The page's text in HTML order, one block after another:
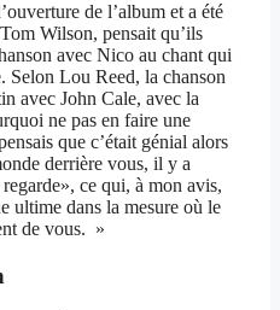
de l’album et a été
Wilson, pensait qu’ils
avec Nico au chant qui
Selon Lou Reed, la chanson
avec John Cale, avec la
ne pas en faire une
que c’était génial alors
derrière vous, il y a
ce qui, à mon avis,
ultime dans la mesure où le
de vous. »